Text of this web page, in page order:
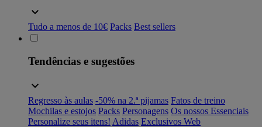
Tudo a menos de 10€ Packs Best sellers
Tendências e sugestões
Regresso às aulas -50% na 2.ª pijamas Fatos de treino
Mochilas e estojos Packs Personagens Os nossos Essenciais
Personalize seus itens! Adidas Exclusivos Web